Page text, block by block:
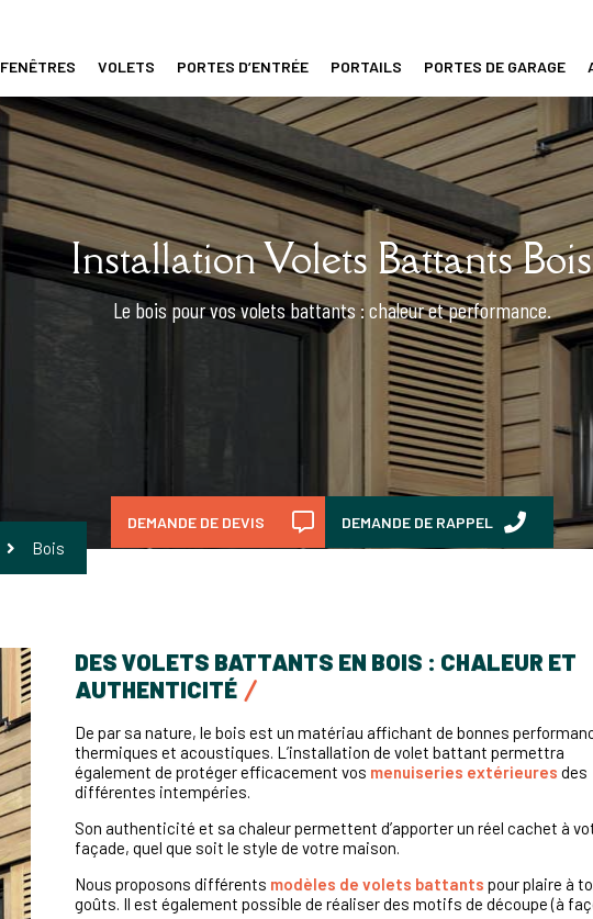
FENÊTRES VOLETS PORTES D’ENTRÉE PORTAILS PORTES DE GARAGE
Installation Volets Battants Bois
Le bois pour vos volets battants : chaleur et performance.
DEMANDE DE DEVIS DEMANDE DE RAPPEL
Bois
DES VOLETS BATTANTS EN BOIS : CHALEUR ET
AUTHENTICITÉ
De par sa nature, le bois est un matériau affichant de bonnes
thermiques et acoustiques. L’installation de volet battant permettra
également de protéger efficacement vos menuiseries extérieures des
différentes intempéries.
Son authenticité et sa chaleur permettent d’apporter un réel cachet à
façade, quel que soit le style de votre maison.
Nous proposons différents modèles de volets battants pour plaire à
goûts. Il est également possible de réaliser des motifs de découpe (à